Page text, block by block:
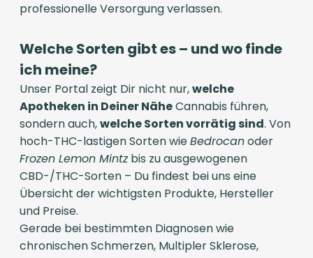
professionelle Versorgung verlassen.
Welche Sorten gibt es – und wo finde
ich meine?
Unser Portal zeigt Dir nicht nur,welche
Apotheken in Deiner NäheCannabis führen,
sondern auch,welche Sorten vorrätig sind. Von
hoch-THC-lastigen Sorten wieBedrocanoder
Frozen Lemon Mintzbis zu ausgewogenen
CBD-/THC-Sorten – Du findest bei uns eine
Übersicht der wichtigsten Produkte, Hersteller
und Preise.
Gerade bei bestimmten Diagnosen wie
chronischen Schmerzen, Multipler Sklerose,